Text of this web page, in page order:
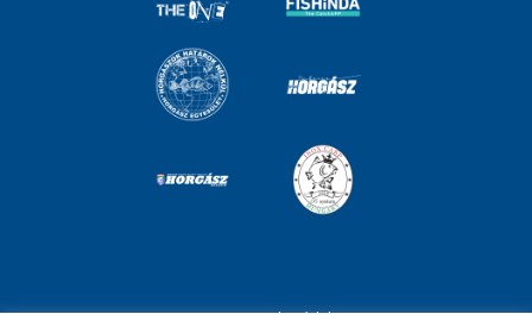
Impresszum Adatvédelem